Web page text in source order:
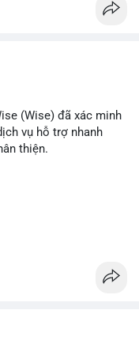
(Wise) đã xác minh
vụ hỗ trợ nhanh
thiện.
điều khoản dịch